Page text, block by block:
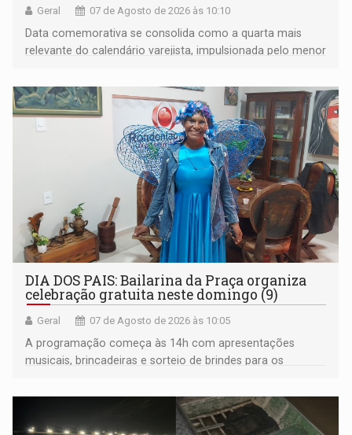
Geral 07 de Agosto de 2026 às 10:10
Data comemorativa se consolida como a quarta mais
relevante do calendário varejista, impulsionada pelo menor
média do trabalhador
DIA DOS PAIS: Bailarina da Praça organiza
celebração gratuita neste domingo (9)
Geral 07 de Agosto de 2026 às 10:05
A programação começa às 14h com apresentações
musicais, brincadeiras e sorteio de brindes para os
bolo e canto de parabéns dedicado aos pais